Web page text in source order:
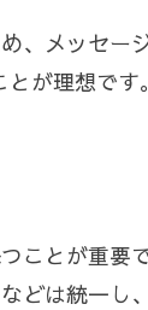
、メッセー
が理想です。
ことが重要で
どは統一し